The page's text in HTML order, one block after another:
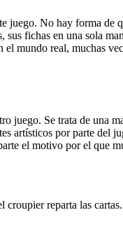
juego. No hay forma
sus fichas en una sola
mundo real, muchas
juego. Se trata de una
artísticos por parte del
el motivo por el que
reparta las